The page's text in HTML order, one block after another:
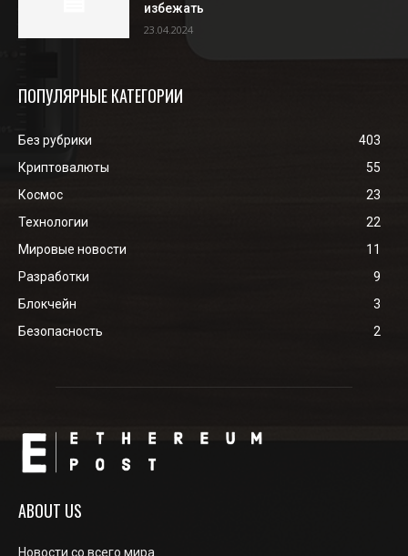
избежать
23.04.2024
ПОПУЛЯРНЫЕ КАТЕГОРИИ
Без рубрики
403
Криптовалюты
55
Космос
23
Технологии
22
Мировые новости
11
Разработки
9
Блокчейн
3
Безопасность
2
ABOUT US
Новости со всего мира.